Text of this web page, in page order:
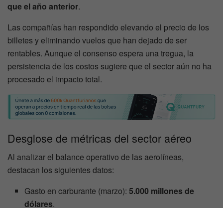
que el año anterior.
Las compañías han respondido elevando el precio de los
billetes y eliminando vuelos que han dejado de ser
rentables. Aunque el consenso espera una tregua, la
persistencia de los costos sugiere que el sector aún no ha
procesado el impacto total.
Desglose de métricas del sector aéreo
Al analizar el balance operativo de las aerolíneas,
destacan los siguientes datos:
Gasto en carburante (marzo):5.000 millones de
dólares.